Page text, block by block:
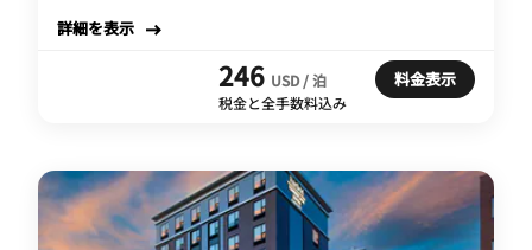
詳細を表示
246 USD / 泊
税金と全手数料込み
料金表示